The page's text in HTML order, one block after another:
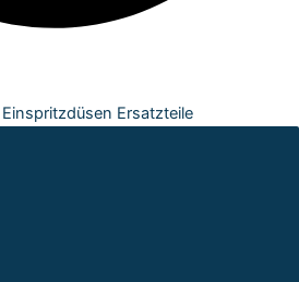
Ersatzteile